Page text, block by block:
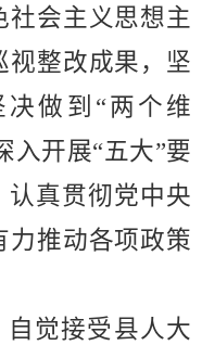
社会主义思想主
视整改成果，坚
决做到 “两个维
入开展“五大”要
认真贯彻党中央
力推动各项政策
自觉接受县人大